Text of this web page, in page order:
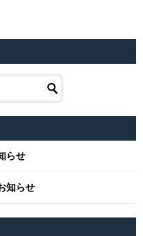
らせ
知らせ